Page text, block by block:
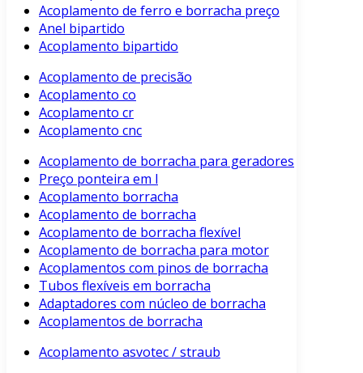
Acoplamento de ferro e borracha preço
Anel bipartido
Acoplamento bipartido
Acoplamento de precisão
Acoplamento co
Acoplamento cr
Acoplamento cnc
Acoplamento de borracha para geradores
Preço ponteira em l
Acoplamento borracha
Acoplamento de borracha
Acoplamento de borracha flexível
Acoplamento de borracha para motor
Acoplamentos com pinos de borracha
Tubos flexíveis em borracha
Adaptadores com núcleo de borracha
Acoplamentos de borracha
Acoplamento asvotec / straub